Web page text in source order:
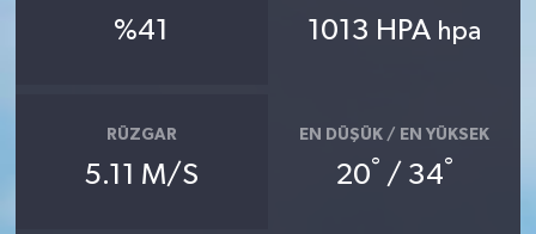
%41 1013 HPA hpa
RÜZGAR
5.11 M/S
EN DÜŞÜK / EN YÜKSEK
20° / 34°